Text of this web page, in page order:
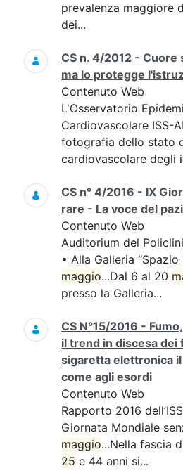
prevalenza maggiore
dei...
CS n. 4/2012 - Cuore
ma lo protegge
Contenuto Web
L'Osservatorio
Cardiovascolare ISS-
fotografia dello stato
cardiovascolare degli
CS n° 4/2016 - IX
rare - La voce del
Contenuto Web
Auditorium del
• Alla Galleria
maggio...Dal 6 al 20
presso la Galleria...
CS N°15/2016 -
il trend in discesa dei
sigaretta elettronica
come agli esordi
Contenuto Web
Rapporto 2016
Giornata Mondiale
maggio...Nella fascia
25 e 44 anni si...